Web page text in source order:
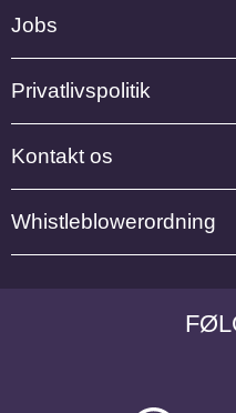
Jobs
Privatlivspolitik
Kontakt os
Whistleblowerordning